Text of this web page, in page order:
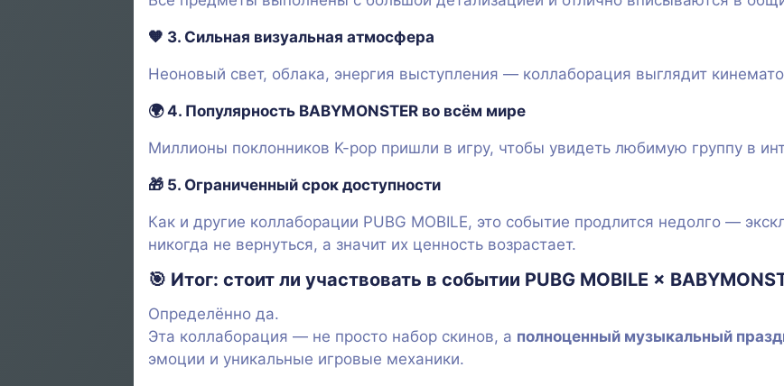
🧡 3. Сильная визуальная атмосфера
Неоновый свет, облака, энергия выступления — коллаборация выглядит
🌍 4. Популярность BABYMONSTER во всём мире
Миллионы поклонников K-pop пришли в игру, чтобы увидеть любимую группу в
🎁 5. Ограниченный срок доступности
Как и другие коллаборации PUBG MOBILE, это событие продлится недолго —
никогда не вернуться, а значит их ценность возрастает.
🎯 Итог: стоит ли участвовать в событии PUBG MOBILE ×
Определённо да.
Эта коллаборация — не просто набор скинов, а полноценный музыкальный
эмоции и уникальные игровые механики.